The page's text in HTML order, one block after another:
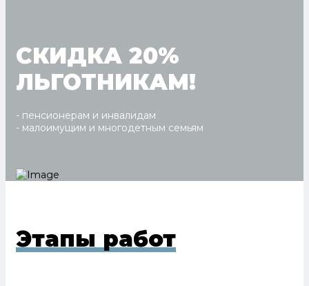
СКИДКА 20%
ЛЬГОТНИКАМ!
- пенсионерам и инвалидам
- малоимущим и многодетным семьям
Этапы работ